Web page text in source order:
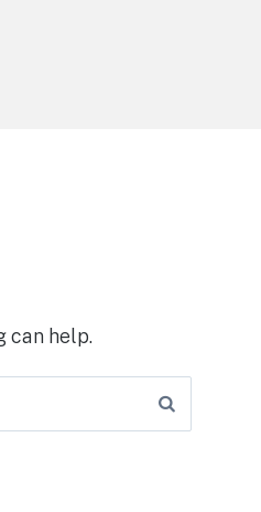
can help.